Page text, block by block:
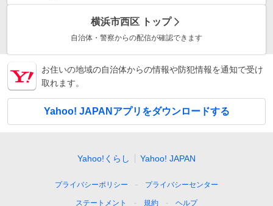
横浜市西区 トップ
自治体・警察からの配信が確認できます
お住いの地域の自治体からの情報や防犯情報を通知で受け
取れます。
Yahoo! JAPANアプリをダウンロードする
Yahoo!くらし Yahoo! JAPAN
プライバシーポリシー プライバシーセンター
ステートメント 規約 ヘルプ